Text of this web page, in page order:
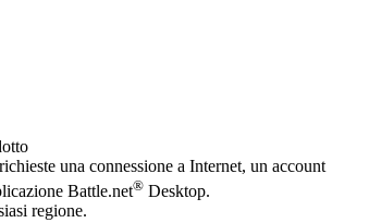
una connessione a Internet, un account
Battle.net® Desktop.
regione.